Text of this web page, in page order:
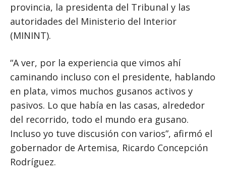
provincia, la presidenta del Tribunal y las
autoridades del Ministerio del Interior
(MININT).
“A ver, por la experiencia que vimos ahí
caminando incluso con el presidente, hablando
en plata, vimos muchos gusanos activos y
pasivos. Lo que había en las casas, alrededor
del recorrido, todo el mundo era gusano.
Incluso yo tuve discusión con varios”, afirmó el
gobernador de Artemisa, Ricardo Concepción
Rodríguez.